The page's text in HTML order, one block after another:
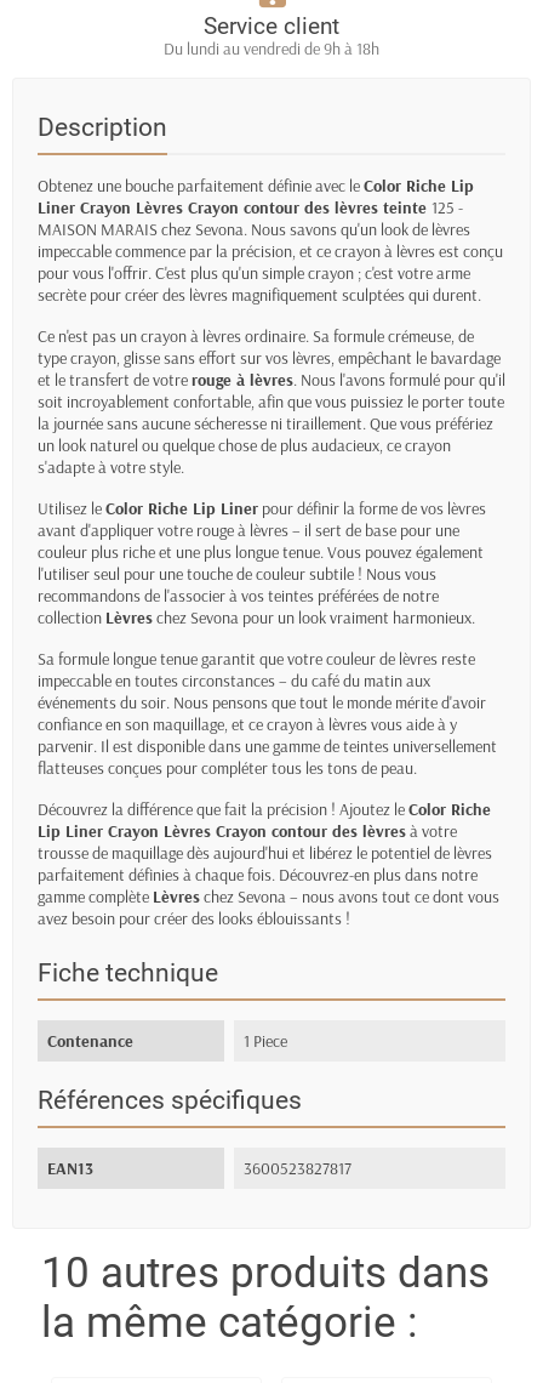
Service client
Du lundi au vendredi de 9h à 18h
Description
Obtenez une bouche parfaitement définie avec leColor Riche Lip
Liner Crayon Lèvres Crayon contour des lèvres teinte 125 -
MAISON MARAIS chez Sevona. Nous savons qu'un look de lèvres
impeccable commence par la précision, et ce crayon à lèvres est conçu
pour vous l'offrir. C'est plus qu'un simple crayon ; c'est votre arme
secrète pour créer des lèvres magnifiquement sculptées qui durent.
Ce n'est pas un crayon à lèvres ordinaire. Sa formule crémeuse, de
type crayon, glisse sans effort sur vos lèvres, empêchant le bavardage
et le transfert de votrerouge à lèvres. Nous l'avons formulé pour qu'il
soit incroyablement confortable, afin que vous puissiez le porter toute
la journée sans aucune sécheresse ni tiraillement. Que vous préfériez
un look naturel ou quelque chose de plus audacieux, ce crayon
s'adapte à votre style.
Utilisez leColor Riche Lip Liner pour définir la forme de vos lèvres
avant d'appliquer votre rouge à lèvres – il sert de base pour une
couleur plus riche et une plus longue tenue. Vous pouvez également
l'utiliser seul pour une touche de couleur subtile ! Nous vous
recommandons de l'associer à vos teintes préférées de notre
collection Lèvreschez Sevona pour un look vraiment harmonieux.
Sa formule longue tenue garantit que votre couleur de lèvres reste
impeccable en toutes circonstances – du café du matin aux
événements du soir. Nous pensons que tout le monde mérite d'avoir
confiance en son maquillage, et ce crayon à lèvres vous aide à y
parvenir. Il est disponible dans une gamme de teintes universellement
flatteuses conçues pour compléter tous les tons de peau.
Découvrez la différence que fait la précision ! Ajoutez leColor Riche
Lip Liner Crayon Lèvres Crayon contour des lèvresà votre
trousse de maquillage dès aujourd'hui et libérez le potentiel de lèvres
parfaitement définies à chaque fois. Découvrez-en plus dans notre
gamme complète Lèvreschez Sevona – nous avons tout ce dont vous
avez besoin pour créer des looks éblouissants !
Fiche technique
Contenance 1 Piece
Références spécifiques
EAN13 3600523827817
10 autres produits dans
la même catégorie :